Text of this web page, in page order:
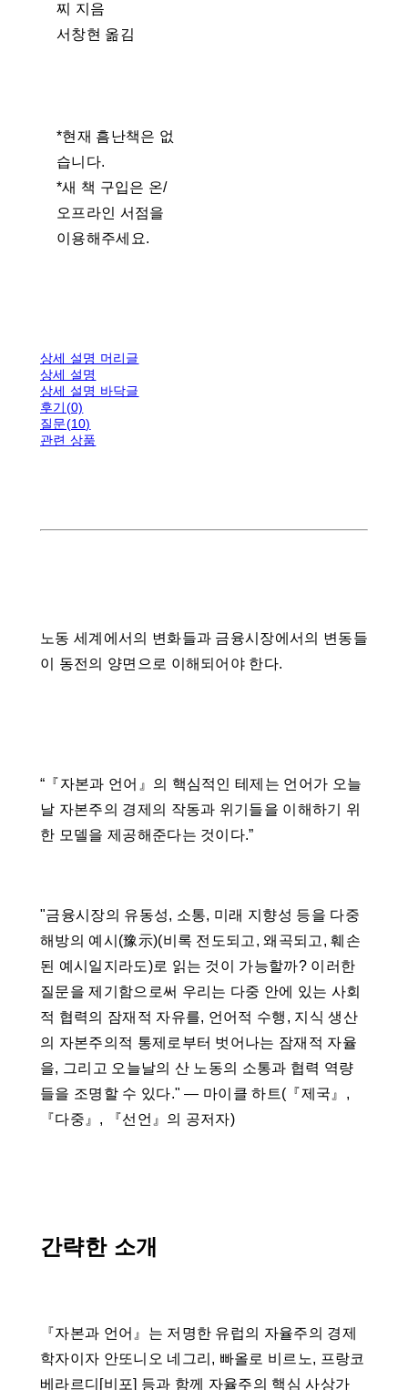
찌 지음
서창현 옮김
*현재 흠난책은 없
습니다.
*새 책 구입은 온/
오프라인 서점을
이용해주세요.
상세 설명 머리글
상세 설명
상세 설명 바닥글
후기(0)
질문(10)
관련 상품
노동 세계에서의 변화들과 금융시장에서의 변동들
이 동전의 양면으로 이해되어야 한다.
“『자본과 언어』의 핵심적인 테제는 언어가 오늘
날 자본주의 경제의 작동과 위기들을 이해하기 위
한 모델을 제공해준다는 것이다.”
"금융시장의 유동성, 소통, 미래 지향성 등을 다중
해방의 예시(豫示)(비록 전도되고, 왜곡되고, 훼손
된 예시일지라도)로 읽는 것이 가능할까? 이러한
질문을 제기함으로써 우리는 다중 안에 있는 사회
적 협력의 잠재적 자유를, 언어적 수행, 지식 생산
의 자본주의적 통제로부터 벗어나는 잠재적 자율
을, 그리고 오늘날의 산 노동의 소통과 협력 역량
들을 조명할 수 있다." ― 마이클 하트(『제국』,
『다중』, 『선언』의 공저자)
간략한 소개
『자본과 언어』는 저명한 유럽의 자율주의 경제
학자이자 안또니오 네그리, 빠올로 비르노, 프랑코
베라르디[비포] 등과 함께 자율주의 핵심 사상가